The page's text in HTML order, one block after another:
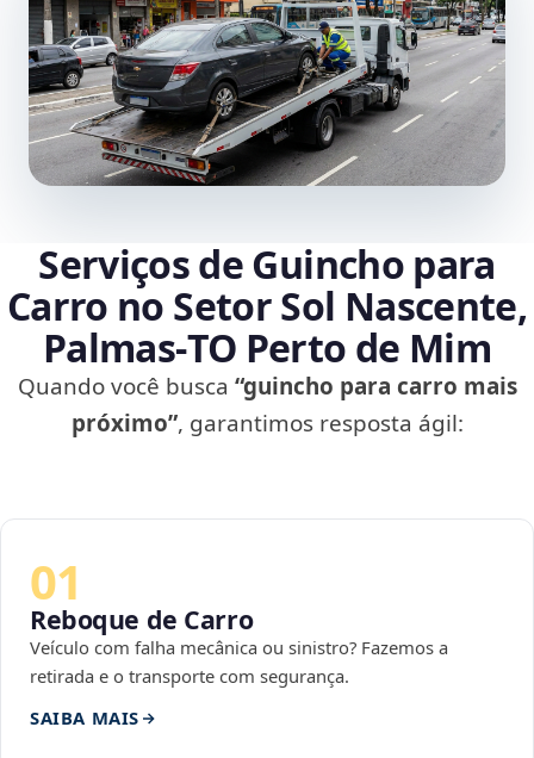
Serviços de Guincho para
Carro no Setor Sol Nascente,
Palmas‑TO Perto de Mim
Quando você busca “guincho para carro mais
próximo”, garantimos resposta ágil:
01
Reboque de Carro
Veículo com falha mecânica ou sinistro? Fazemos a
retirada e o transporte com segurança.
SAIBA MAIS